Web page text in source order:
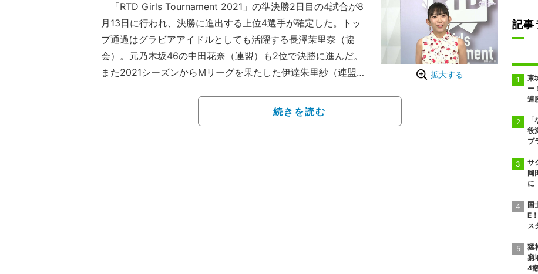
拡大する
「RTD Girls Tournament 2021」の準決勝2日目の4試合が8
月13日に行われ、決勝に進出する上位4選手が確定した。トッ
プ通過はグラビアアイドルとしても活躍する長澤茉里奈（協
会）。元乃木坂46の中田花奈（連盟）も2位で決勝に進んだ。
また2021シーズンからMリーグを果たした伊達朱里紗（連盟）
【動画】RTD Girls Tournament 2021 準決勝2日目
続きを読む
記事
東
ー
連
役
プ
サ
岡
に
国
E
ス
麻
猛
窮
4